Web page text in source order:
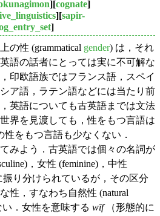
][cognate]
][sapir-
]
の性 (grammatical gender) は，それ
語の話者にとっては実に不可解な
印欧語族ではフランス語，スペイ
ア語，ラテン語などには当たり前
英語についても古英語までは文法
界を見渡しても，性をもつ言語は
をもつ言語も少なくない．
みよう．古英語では個々の名詞が
，女性 (feminine)，中性
振り分けられているが，その区分
性，すなわち自然性 (natural
い．女性を意味する wīf（形態的に